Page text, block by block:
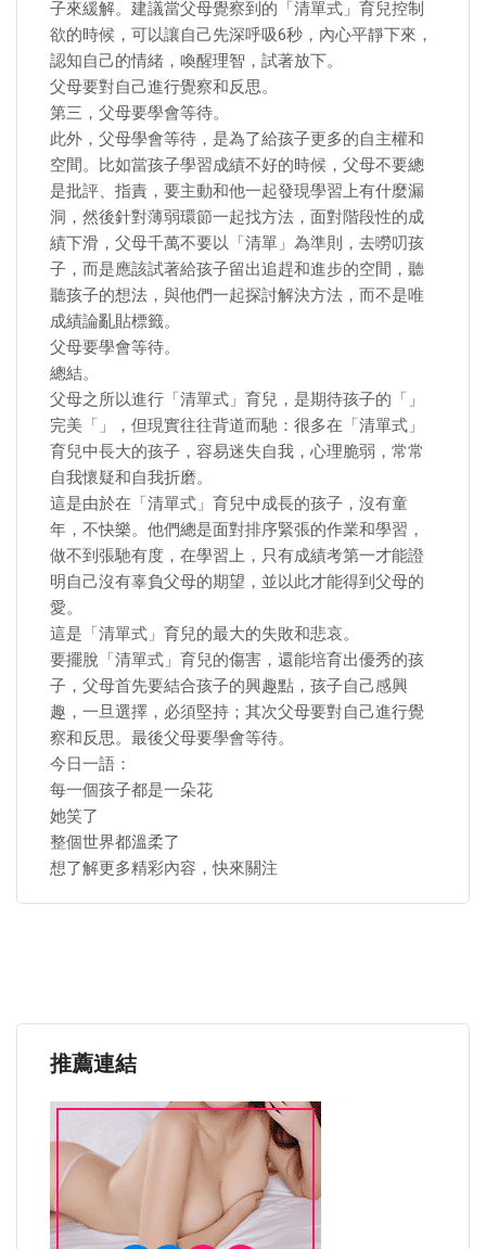
子來緩解。建議當父母覺察到的「清單式」育兒控制
欲的時候，可以讓自己先深呼吸6秒，內心平靜下來，
認知自己的情緒，喚醒理智，試著放下。
父母要對自己進行覺察和反思。
第三，父母要學會等待。
此外，父母學會等待，是為了給孩子更多的自主權和
空間。比如當孩子學習成績不好的時候，父母不要總
是批評、指責，要主動和他一起發現學習上有什麼漏
洞，然後針對薄弱環節一起找方法，面對階段性的成
績下滑，父母千萬不要以「清單」為準則，去嘮叨孩
子，而是應該試著給孩子留出追趕和進步的空間，聽
聽孩子的想法，與他們一起探討解決方法，而不是唯
成績論亂貼標籤。
父母要學會等待。
總結。
父母之所以進行「清單式」育兒，是期待孩子的「」
完美「」，但現實往往背道而馳：很多在「清單式」
育兒中長大的孩子，容易迷失自我，心理脆弱，常常
自我懷疑和自我折磨。
這是由於在「清單式」育兒中成長的孩子，沒有童
年，不快樂。他們總是面對排序緊張的作業和學習，
做不到張馳有度，在學習上，只有成績考第一才能證
明自己沒有辜負父母的期望，並以此才能得到父母的
愛。
這是「清單式」育兒的最大的失敗和悲哀。
要擺脫「清單式」育兒的傷害，還能培育出優秀的孩
子，父母首先要結合孩子的興趣點，孩子自己感興
趣，一旦選擇，必須堅持；其次父母要對自己進行覺
察和反思。最後父母要學會等待。
今日一語：
每一個孩子都是一朵花
她笑了
整個世界都溫柔了
想了解更多精彩內容，快來關注
推薦連結